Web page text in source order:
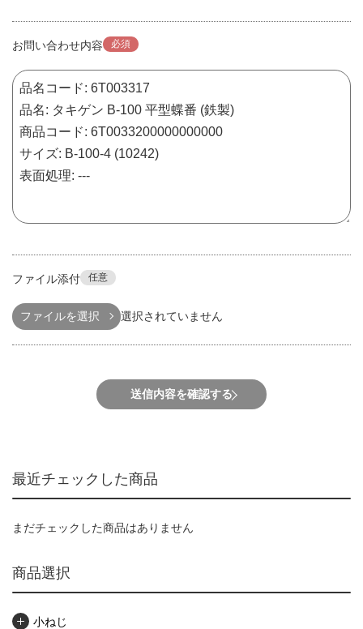
お問い合わせ内容 必須
ファイル添付 任意
ファイルを選択 選択されていません
送信内容を確認する
最近チェックした商品
まだチェックした商品はありません
商品選択
小ねじ